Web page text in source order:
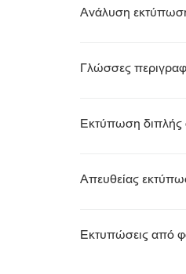
Ανάλυση
Γλώσσες
Εκτύπωση
Απευθείας
Εκτυπώσεις από